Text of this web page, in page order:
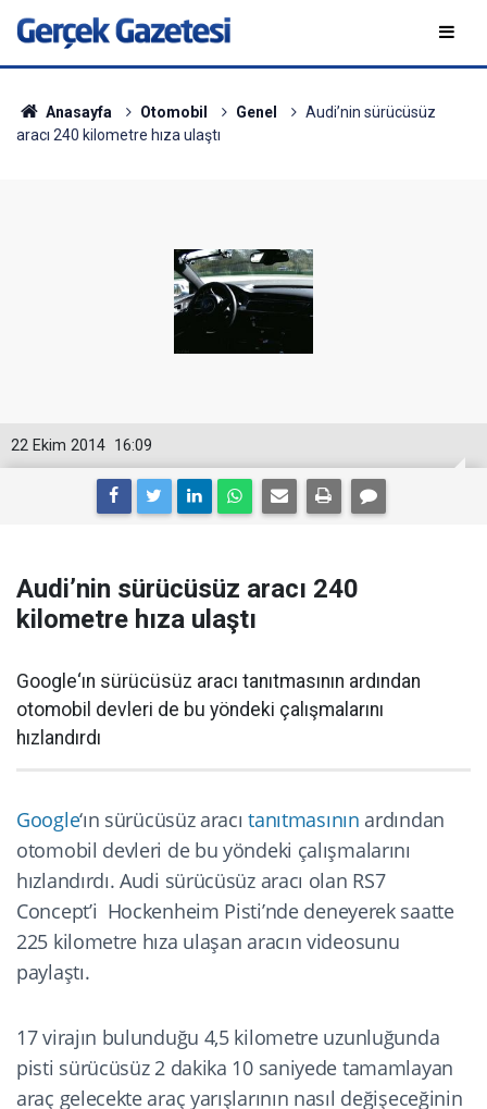
Anasayfa Otomobil Genel
Audi’nin sürücüsüz
aracı 240 kilometre hıza ulaştı
16:09
22 Ekim 2014
Audi’nin sürücüsüz aracı 240
kilometre hıza ulaştı
Google‘ın sürücüsüz aracı tanıtmasının ardından
otomobil devleri de bu yöndeki çalışmalarını
hızlandırdı
Google‘ın sürücüsüz aracıtanıtmasının ardından
otomobil devleri de bu yöndeki çalışmalarını
hızlandırdı. Audi sürücüsüz aracı olan RS7
Concept’i Hockenheim Pisti’nde deneyerek saatte
225 kilometre hıza ulaşan aracın videosunu
paylaştı.
17 virajın bulunduğu 4,5 kilometre uzunluğunda
pisti sürücüsüz 2 dakika 10 saniyede tamamlayan
araç gelecekte araç yarışlarının nasıl değişeceğinin